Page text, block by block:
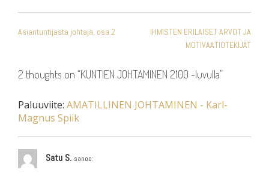
SELAUS
Asiantuntijasta johtaja, osa 2
IHMISTEN ERILAISET ARVOT JA
MOTIVAATIOTEKIJÄT
2 thoughts on “KUNTIEN JOHTAMINEN 2100 -luvulla”
Paluuviite: AMATILLINEN JOHTAMINEN - Karl-
Magnus Spiik
Satu S. sanoo: